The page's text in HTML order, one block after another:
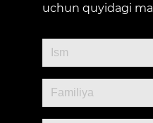
uchun quyidagi